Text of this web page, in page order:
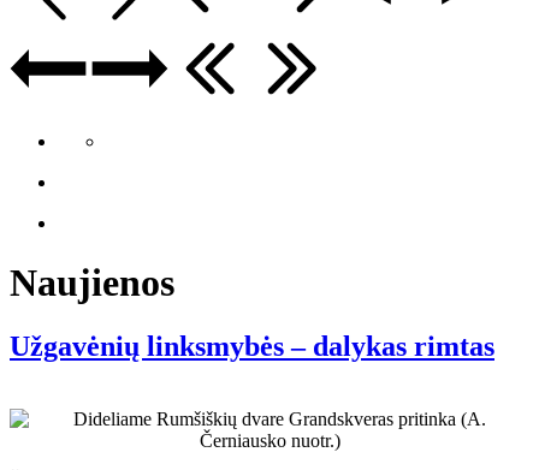
Naujienos
Užgavėnių linksmybės – dalykas rimtas